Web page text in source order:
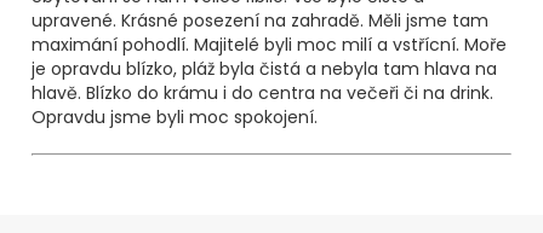
upravené. Krásné posezení na zahradě. Měli jsme tam
maximání pohodlí. Majitelé byli moc milí a vstřícní. Moře
je opravdu blízko, pláž byla čistá a nebyla tam hlava na
hlavě. Blízko do krámu i do centra na večeři či na drink.
Opravdu jsme byli moc spokojení.